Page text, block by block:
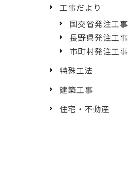
工事だより
国交省発注工事
長野県発注工事
市町村発注工事
特殊工法
建築工事
住宅・不動産